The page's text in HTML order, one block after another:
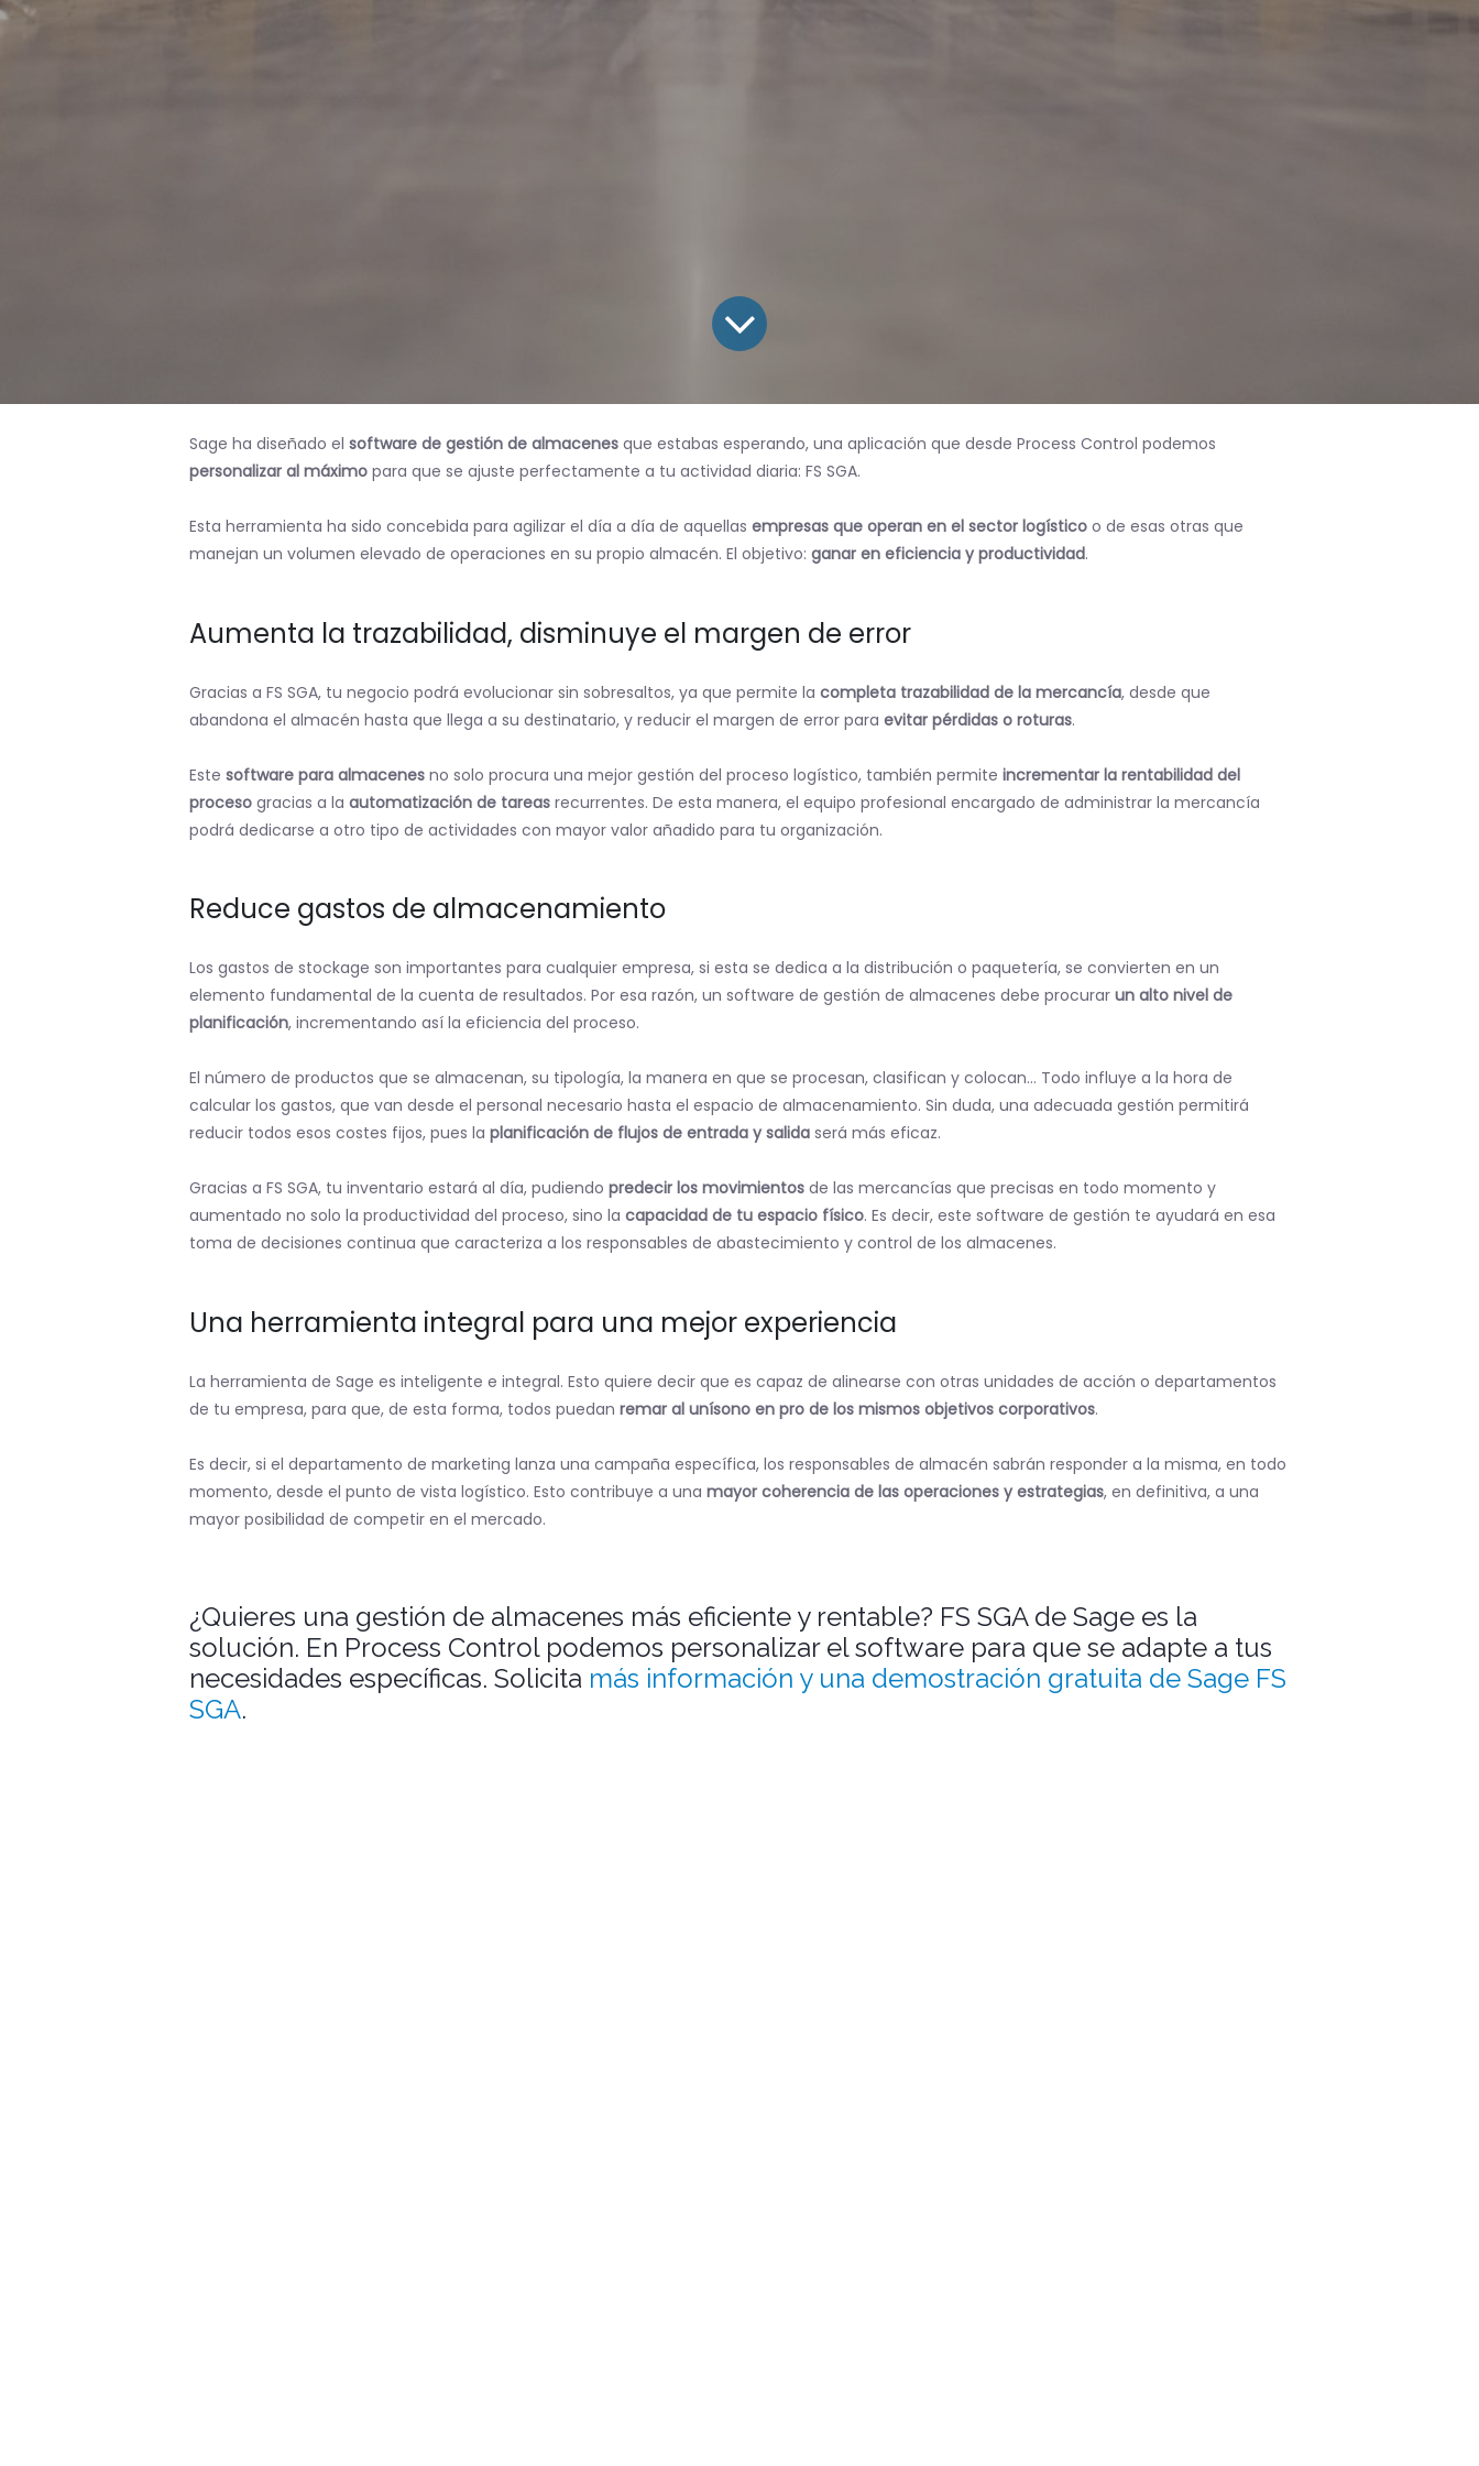
Sage ha diseñado el software de gestión de almacenes que estabas esperando, una aplicación que desde Process Control podemos
personalizar al máximo para que se ajuste perfectamente a tu actividad diaria: FS SGA.
Esta herramienta ha sido concebida para agilizar el día a día de aquellas empresas que operan en el sector logístico o de esas otras que
manejan un volumen elevado de operaciones en su propio almacén. El objetivo: ganar en eficiencia y productividad.
Aumenta la trazabilidad, disminuye el margen de error
Gracias a FS SGA, tu negocio podrá evolucionar sin sobresaltos, ya que permite la completa trazabilidad de la mercancía, desde que
abandona el almacén hasta que llega a su destinatario, y reducir el margen de error para evitar pérdidas o roturas.
Este software para almacenes no solo procura una mejor gestión del proceso logístico, también permite incrementar la rentabilidad del
proceso gracias a la automatización de tareas recurrentes. De esta manera, el equipo profesional encargado de administrar la mercancía
podrá dedicarse a otro tipo de actividades con mayor valor añadido para tu organización.
Reduce gastos de almacenamiento
Los gastos de stockage son importantes para cualquier empresa, si esta se dedica a la distribución o paquetería, se convierten en un
elemento fundamental de la cuenta de resultados. Por esa razón, un software de gestión de almacenes debe procurar un alto nivel de
planificación, incrementando así la eficiencia del proceso.
El número de productos que se almacenan, su tipología, la manera en que se procesan, clasifican y colocan… Todo influye a la hora de
calcular los gastos, que van desde el personal necesario hasta el espacio de almacenamiento. Sin duda, una adecuada gestión permitirá
reducir todos esos costes fijos, pues la planificación de flujos de entrada y salida será más eficaz.
Gracias a FS SGA, tu inventario estará al día, pudiendo predecir los movimientos de las mercancías que precisas en todo momento y
aumentado no solo la productividad del proceso, sino la capacidad de tu espacio físico. Es decir, este software de gestión te ayudará en esa
toma de decisiones continua que caracteriza a los responsables de abastecimiento y control de los almacenes.
Una herramienta integral para una mejor experiencia
La herramienta de Sage es inteligente e integral. Esto quiere decir que es capaz de alinearse con otras unidades de acción o departamentos
de tu empresa, para que, de esta forma, todos puedan remar al unísono en pro de los mismos objetivos corporativos.
Es decir, si el departamento de marketing lanza una campaña específica, los responsables de almacén sabrán responder a la misma, en todo
momento, desde el punto de vista logístico. Esto contribuye a una mayor coherencia de las operaciones y estrategias, en definitiva, a una
mayor posibilidad de competir en el mercado.
¿Quieres una gestión de almacenes más eficiente y rentable? FS SGA de Sage es la
solución. En Process Control podemos personalizar el software para que se adapte a tus
necesidades específicas. Solicita más información y una demostración gratuita de Sage FS
SGA.